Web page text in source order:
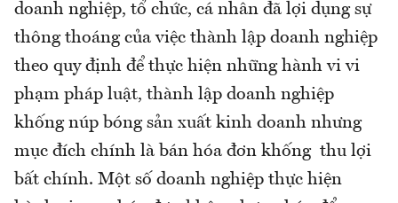
doanh nghiệp, tổ chức, cá nhân đã lợi dụng sự
thông thoáng của việc thành lập doanh nghiệp
theo quy định để thực hiện những hành vi vi
phạm pháp luật, thành lập doanh nghiệp
khống núp bóng sản xuất kinh doanh nhưng
mục đích chính là bán hóa đơn khống thu lợi
bất chính. Một số doanh nghiệp thực hiện